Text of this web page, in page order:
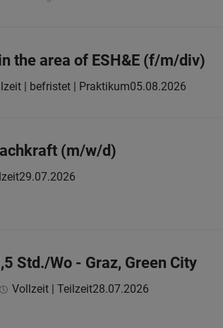
the area of ESH&E (f/m/div)
| befristet | Praktikum05.08.2026
(m/w/d)
29.07.2026
Std./Wo - Graz, Green City
Vollzeit | Teilzeit28.07.2026